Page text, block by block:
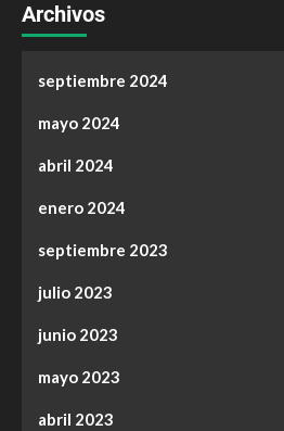
Archivos
septiembre 2024
mayo 2024
abril 2024
enero 2024
septiembre 2023
julio 2023
junio 2023
mayo 2023
abril 2023